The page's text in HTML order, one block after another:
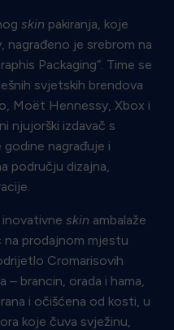
skin pakiranja, koje
nagrađeno je srebrom na
Packaging“. Time se
svjetskih brendova
Moët Hennessy, Xbox i
njujorški izdavač s
nagrađuje i
području dizajna,
inovativne skin ambalaže
na prodajnom mjestu
Cromarisovih
– brancin, orada i hama,
i očišćena od kosti, u
koje čuva svježinu,